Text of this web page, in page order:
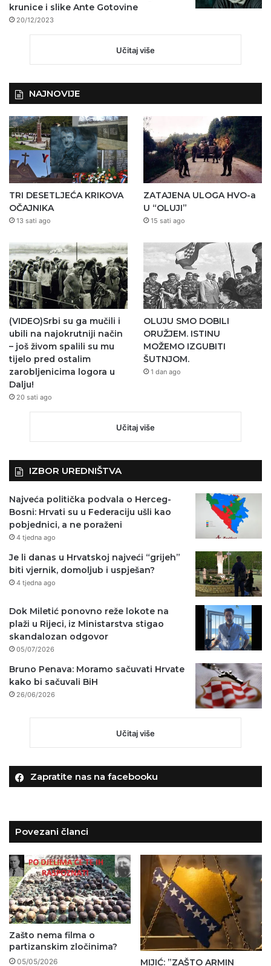
krunice i slike Ante Gotovine
20/12/2023
Učitaj više
NAJNOVIJE
TRI DESETLJEĆA KRIKOVA
OČAJNIKA
13 sati ago
ZATAJENA ULOGA HVO-a
U “OLUJI”
15 sati ago
(VIDEO)Srbi su ga mučili i
ubili na najokrutniji način
– još živom spalili su mu
tijelo pred ostalim
zarobljenicima logora u
Dalju!
20 sati ago
OLUJU SMO DOBILI
ORUŽJEM. ISTINU
MOŽEMO IZGUBITI
ŠUTNJOM.
1 dan ago
Učitaj više
IZBOR UREDNIŠTVA
Najveća politička podvala o Herceg-
Bosni: Hrvati su u Federaciju ušli kao
pobjednici, a ne poraženi
4 tjedna ago
Je li danas u Hrvatskoj najveći “grijeh”
biti vjernik, domoljub i uspješan?
4 tjedna ago
Dok Miletić ponovno reže lokote na
plaži u Rijeci, iz Ministarstva stigao
skandalozan odgovor
05/07/2026
Bruno Penava: Moramo sačuvati Hrvate
kako bi sačuvali BiH
26/06/2026
Učitaj više
Zapratite nas na facebooku
Povezani članci
Zašto nema filma o
partizanskim zločinima?
05/05/2026 MIJIĆ: ”ZAŠTO ARMIN